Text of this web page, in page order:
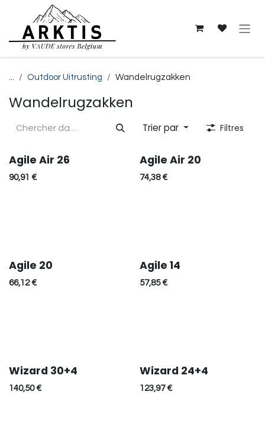
Se rendre au contenu
... Outdoor Uitrusting Wandelrugzakken
Wandelrugzakken
Trier par Filtres
Agile Air 26
90,91 €
Agile Air 20
74,38€
Agile 20
66,12€
Agile 14
57,85€
Wizard 30+4
140,50€
Wizard 24+4
123,97€